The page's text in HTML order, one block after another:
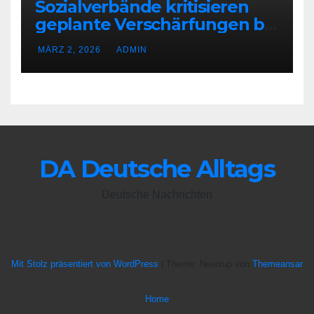
Sozialverbände kritisieren
geplante Verschärfungen bei
der Grundsicherung
MÄRZ 2, 2026 ADMIN
DA Deutsche Alltags
Mit Stolz präsentiert von WordPress Themeansar
Home